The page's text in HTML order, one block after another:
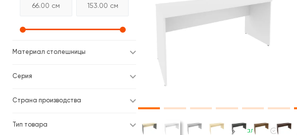
Материал столешницы
Серия
Страна производства
Тип товара
В наличии